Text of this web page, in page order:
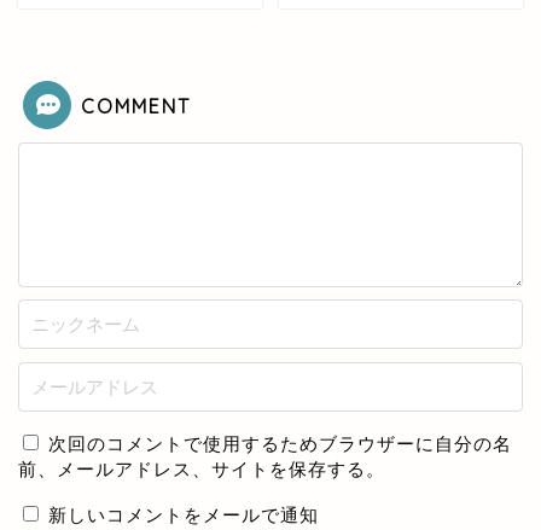
COMMENT
次回のコメントで使用するためブラウザーに自分の名
前、メールアドレス、サイトを保存する。
新しいコメントをメールで通知